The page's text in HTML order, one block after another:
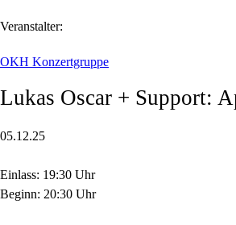
Veranstalter:
OKH Konzertgruppe
Lukas Oscar + Support:
05.12.25
Einlass: 19:30 Uhr
Beginn: 20:30 Uhr